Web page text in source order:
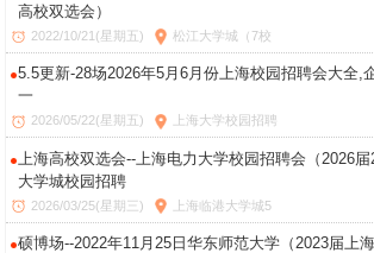
高校双选会）
2022/10/21(星期五) 松江大学城（7校
5.5更新-28场2026年5月6月份上海校园招聘会大全,
一
2026/05/22(星期五) 上海大学校园招聘
上海高校双选会--上海电力大学校园招聘会（2026
大学城校园招聘
2026/03/25(星期三) 上海临港大学城5
硕博场--2022年11月25日华东师范大学（2023届上海